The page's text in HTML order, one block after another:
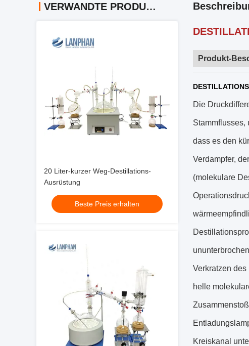
VERWANDTE PRODUKTE
20 Liter-kurzer Weg-Destillations-
Ausrüstung
Beste Preis erhalten
Produkt-
Die
Stammflusses,
dass es den
Verdampfer,
(molekulare
Verkratzen
helle
Kreiskanal